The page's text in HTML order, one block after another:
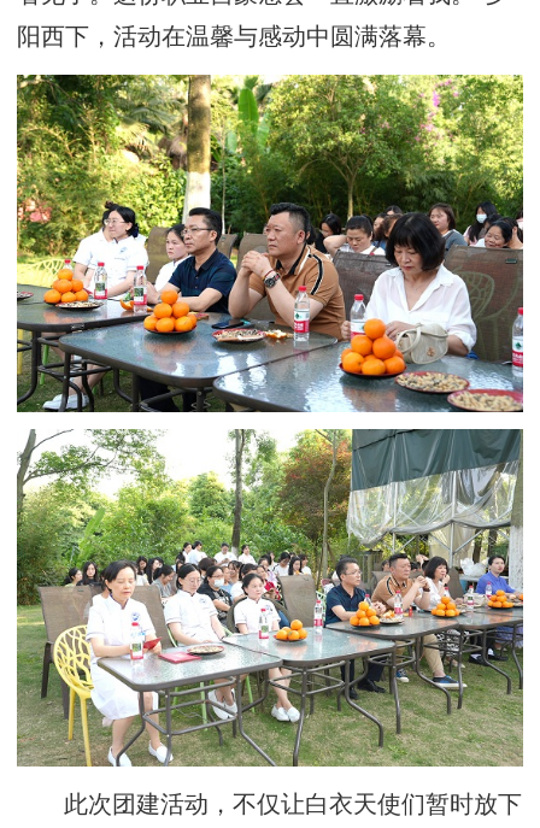
阳西下，活动在温馨与感动中圆满落幕。
此次团建活动，不仅让白衣天使们暂时放下